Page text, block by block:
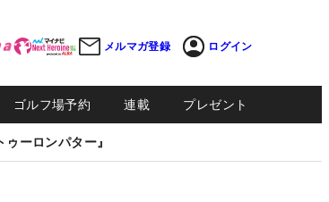
メルマガ登録 ログイン
ゴルフ場予約 連載 プレゼント
ーロンパター』